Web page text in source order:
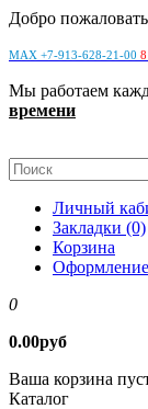
Добро
MAX +7-913-628-21-00
Мы работаем
времени
Личный
Закладки (0)
Корзина
Оформление
0
0.00руб
Ваша корзина
Каталог